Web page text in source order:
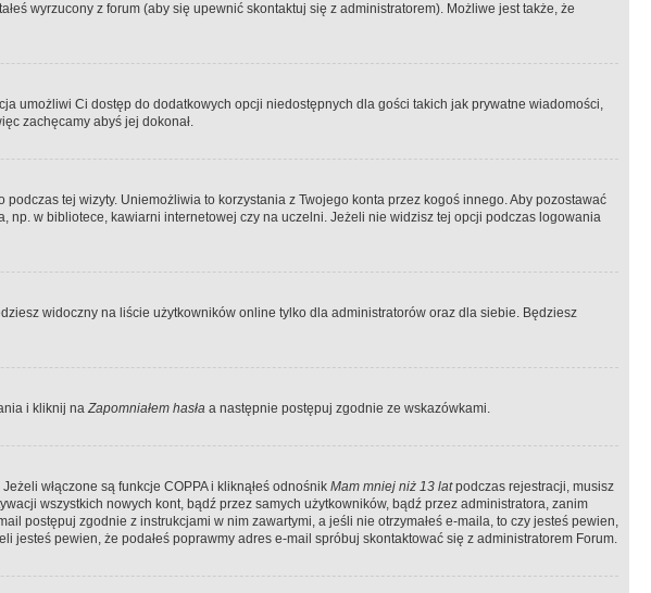
wyrzucony z forum (aby się upewnić skontaktuj się z administratorem). Możliwe jest także, że
umożliwi Ci dostęp do dodatkowych opcji niedostępnych dla gości takich jak prywatne wiadomości,
zachęcamy abyś jej dokonał.
tej wizyty. Uniemożliwia to korzystania z Twojego konta przez kogoś innego. Aby pozostawać
w bibliotece, kawiarni internetowej czy na uczelni. Jeżeli nie widzisz tej opcji podczas logowania
widoczny na liście użytkowników online tylko dla administratorów oraz dla siebie. Będziesz
i kliknij naZapomniałem hasła a następnie postępuj zgodnie ze wskazówkami.
włączone są funkcje COPPA i kliknąłeś odnośnik Mam mniej niż 13 latpodczas rejestracji, musisz
wszystkich nowych kont, bądź przez samych użytkowników, bądź przez administratora, zanim
postępuj zgodnie z instrukcjami w nim zawartymi, a jeśli nie otrzymałeś e-maila, to czy jesteś pewien,
jesteś pewien, że podałeś poprawmy adres e-mail spróbuj skontaktować się z administratorem Forum.